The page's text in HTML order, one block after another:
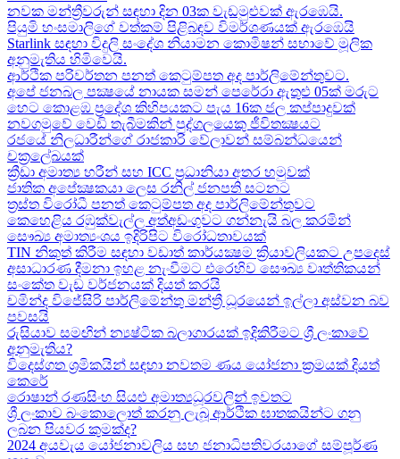
නවක මන්ත්‍රීවරුන් සඳහා දින 03ක වැඩමුළුවක් ඇරඹෙයි.
පියුමි හංසමාලිගේ වත්කම් පිළිබඳව විමර්ශණයක් ඇරඹෙයි
Starlink සඳහා විදුලි සංදේශ නියාමන කොමිෂන් සභාවේ මූලික
අනුමැතිය හිමිවෙයි.
ආර්ථික පරිවර්තන පනත් කෙටුම්පත අද පාර්ලිමේන්තුවට.
අපේ ජනබල පක්‍ෂයේ නායක සමන් පෙරේරා ඇතුළු 05ක් මරුට​
හෙට කොළඹ ප්‍රදේශ කිහිපයකට පැය 16ක ජල කප්පාදුවක්
නවගමුවේ වෙඩි තැබීමකින් පුද්ගලයෙකු ජීවිතක්‍ෂයට​
රජයේ නිලධාරීන්ගේ රාජකාරි වේලාවන් සම්බන්ධයෙන්
චක්‍රලේඛයක්
ක්‍රීඩා අමාත්‍ය හරීන් සහ​ ICC ප්‍රධානියා අතර හමුවක්
ජාතික අපේක්‍ෂකයා ලෙස රනිල් ජනපති සටනට​
ත්‍රස්ත විරෝධී පනත් කෙටුම්පත අද පාර්ලිමේන්තුවට​
කෙහෙළිය රඹුක්වැල්ල අත්අඩංගුවට ගන්නැයි බල කරමින්
සෞඛ්‍ය අමාත්‍යංශය ඉදිරිපිට විරෝධතාවයක්
TIN නිකුත් කිරීම සඳහා වඩාත් කාර්යක්‍ෂම ක්‍රියාවලියකට උපදෙස්
අසාධාරණ දීමනා ඉහළ නැංවීමට එරෙහිව සෞඛ්‍ය වෘත්තිකයන්
සංකේත වැඩ වර්ජනයක් දියත් කරයි
චමින්ද විජේසිරි පාර්ලිමේන්තු මන්ත්‍රී ධූරයෙන් ඉල්ලා අස්වන බව
පවසයි
රුසියාව සමඟින් න්‍යෂ්ටික බලාගාරයක් ඉදිකිරීමට ශ්‍රී ලංකාවේ
අනුමැතිය?
විදෙස්ගත ශ්‍රමිකයින් සඳහා නවතම ණය යෝජනා ක්‍රමයක් දියත්
කෙරේ
රොෂාන් රණසිංහ සියළු අමාත්‍යධූරවලින් ඉවතට​
ශ්‍රී ලංකාව බංකොලොත් කරනු ලැබූ ආර්ථික ඝාතකයින්ට ගනු
ලබන පියවර කුමක්ද​?
2024 අයවැය යෝජනාවලිය​ සහ ජනාධිපතිවරයාගේ සම්පූර්ණ